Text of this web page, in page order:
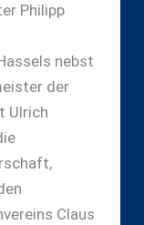
Philipp
nebst
der
Ulrich
Claus